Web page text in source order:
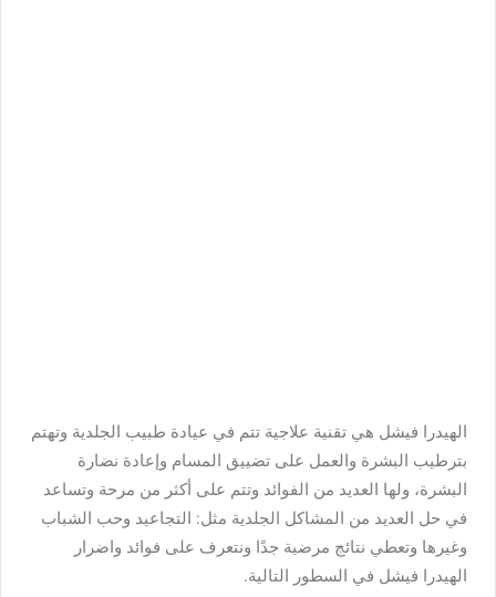
الهيدرا فيشل هي تقنية علاجية تتم في عيادة طبيب الجلدية وتهتم
بترطيب البشرة والعمل على تضييق المسام وإعادة نضارة
البشرة، ولها العديد من الفوائد وتتم على أكثر من مرحة وتساعد
في حل العديد من المشاكل الجلدية مثل: التجاعيد وحب الشباب
وغيرها وتعطي نتائج مرضية جدًا ونتعرف على فوائد واضرار
الهيدرا فيشل في السطور التالية.